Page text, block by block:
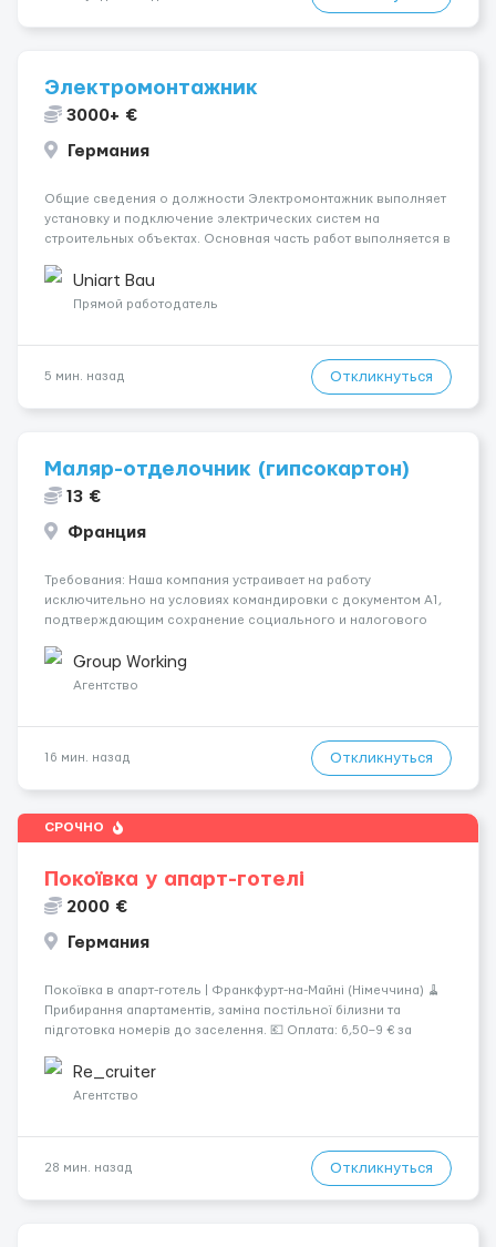
Электромонтажник
3000+ €
Германия
Общие сведения о должности Электромонтажник выполняет
установку и подключение электрических систем на
строительных объектах. Основная часть работ выполняется в
делаем только для профессионалов с доказательным
портфолио Обязанности ...
Uniart Bau
Прямой работодатель
5 мин. назад Откликнуться
Маляр-отделочник (гипсокартон)
13 €
Франция
Требования: Наша компания устраивает на работу
исключительно на условиях командировки с документом A1,
подтверждающим сохранение социального и налогового
A1 могут получить граждане стран с упрощенным доступом к
рынку труда ЕС (Укра...
Group Working
Агентство
16 мин. назад Откликнуться
СРОЧНО
Покоївка у апарт-готелі
2000 €
Германия
Покоївка в апарт-готель | Франкфурт-на-Майні (Німеччина) 🧹
Прибирання апартаментів, заміна постільної білизни та
підготовка номерів до заселення. 💶 Оплата: 6,50–9 € за
близько 2000 € на місяць (після вирахув...
Re_cruiter
Агентство
28 мин. назад Откликнуться